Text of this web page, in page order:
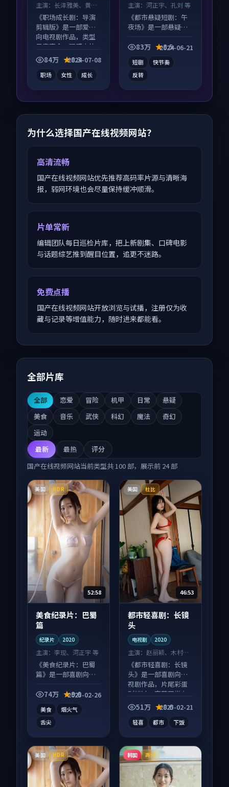
主演： 长泽雅美、黄渤
等
《职场成长剧：导演
剪辑版》是一部爱情
向电视剧作品，类型
元素齐全，观感爽快
不拖沓。
84万 8.3
2024-07-08
职场 女性 成长
主演： 河正宇、孔刘 等
《都市悬疑短剧：午
夜场》是一部悬疑向
蛋别错过，字幕区常
83万 8.5
2024-06-21
短剧
快节奏
反转
为什么选择国产在线视频网站？
高清流畅
国产在线视频网站优先推荐高码率片源与清晰海
报，弱网环境也会尽量保持缓冲顺滑。
片单常新
编辑团队每日巡检片库，把上新剧集、口碑电影
与话题综艺推到醒目位置，追更不迷路。
免费点播
国产在线视频网站开放浏览与试播，注册仅为收
藏与记录等增值能力，随时进来都能看。
全部片库
全部 恋爱 冒险 机甲 日常
悬疑
美食
音乐 武侠 科幻 魔法
奇幻
运动
最新
最热
评分
国产在线视频网站当前类型共100 部，展示前 24部
美国 HDR
52:58
美食纪录片：巴蜀
篇
纪录片 2020
主演： 李现、河正宇 等
《美食纪录片：巴蜀
篇》是一部喜剧向纪
发酵，适合周末一口
74万 9.0
2025-02-26
美食
烟火气
舌尖
美国 杜比
46:53
都市轻喜剧：长镜
头
电视剧 2020
主演： 赵丽颖、木村拓
哉 等
《都市轻喜剧：长镜
头》是一部喜剧向电
视剧作品，片尾彩蛋
别错过，字幕区常有
惊喜。
51万 8.0
2025-02-21
轻喜 都市 下饭
美国 HDR 韩国 高分